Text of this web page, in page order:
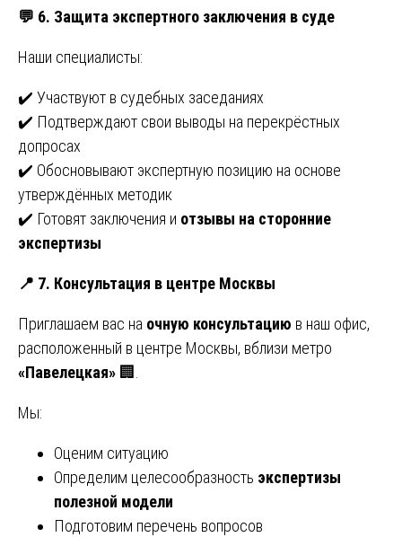
💬 6. Защита экспертного заключения в суде
Наши специалисты:
✔️ Участвуют в судебных заседаниях
✔️ Подтверждают свои выводы на перекрёстных
допросах
✔️ Обосновывают экспертную позицию на основе
утверждённых методик
✔️ Готовят заключения и отзывы на сторонние
экспертизы
📍 7. Консультация в центре Москвы
Приглашаем вас на очную консультацию в наш офис,
расположенный в центре Москвы, вблизи метро
«Павелецкая» 🏢.
Мы:
Оценим ситуацию
Определим целесообразность экспертизы
полезной модели
Подготовим перечень вопросов